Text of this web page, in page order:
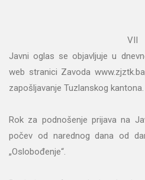
VII
Javni oglas se objavljuje u
web stranici Zavoda
zapošljavanje Tuzlanskog kantona.
Rok za podnošenje prijava na
počev od narednog dana od
„Oslobođenje“.